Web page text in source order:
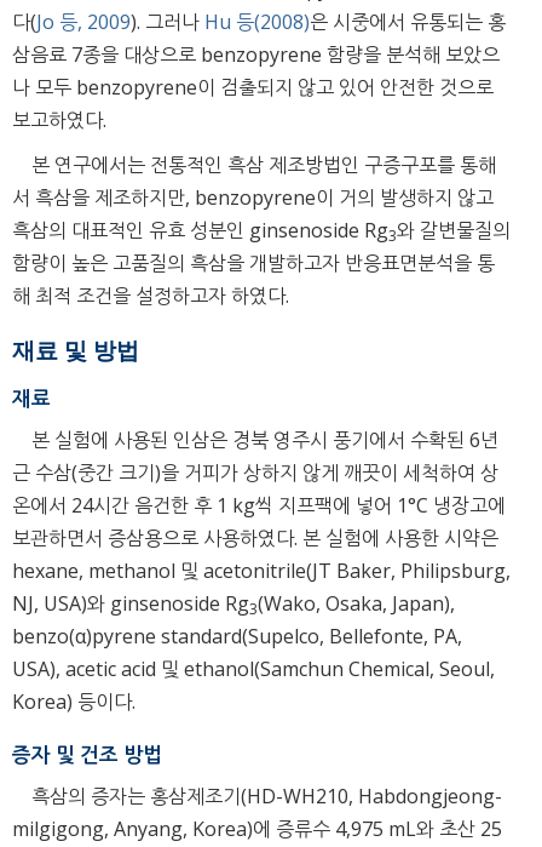
다(Jo 등, 2009). 그러나 Hu 등(2008)은 시중에서 유통되는 홍
삼음료 7종을 대상으로 benzopyrene 함량을 분석해 보았으
나 모두 benzopyrene이 검출되지 않고 있어 안전한 것으로
보고하였다.
본 연구에서는 전통적인 흑삼 제조방법인 구증구포를 통해
서 흑삼을 제조하지만, benzopyrene이 거의 발생하지 않고
흑삼의 대표적인 유효 성분인 ginsenoside Rg3와 갈변물질의
함량이 높은 고품질의 흑삼을 개발하고자 반응표면분석을 통
해 최적 조건을 설정하고자 하였다.
재료 및 방법
재료
본 실험에 사용된 인삼은 경북 영주시 풍기에서 수확된 6년
근 수삼(중간 크기)을 거피가 상하지 않게 깨끗이 세척하여 상
온에서 24시간 음건한 후 1 kg씩 지프팩에 넣어 1°C 냉장고에
보관하면서 증삼용으로 사용하였다. 본 실험에 사용한 시약은
hexane, methanol 및 acetonitrile(JT Baker, Philipsburg,
NJ, USA)와 ginsenoside Rg3(Wako, Osaka, Japan),
benzo(α)pyrene standard(Supelco, Bellefonte, PA,
USA), acetic acid 및 ethanol(Samchun Chemical, Seoul,
Korea) 등이다.
증자 및 건조 방법
흑삼의 증자는 홍삼제조기(HD-WH210, Habdongjeong-
milgigong, Anyang, Korea)에 증류수 4,975 mL와 초산 25